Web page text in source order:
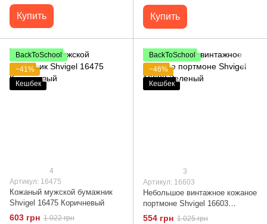
Купить Купить
BackToSchool
−41%
Кешбек
4
Артикул: 16475
Кожаный мужской бумажник
Shvigel 16475 Коричневый
603 грн 1 022 грн
BackToSchool
−46%
Кешбек
3
Артикул: 16603
Небольшое винтажное кожаное
портмоне Shvigel 16603
Зеленый
554 грн 1 025 грн